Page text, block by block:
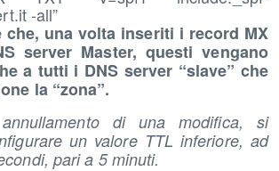
-all”
che, una volta inseriti i record MX
server Master, questi vengano
a tutti i DNS server “slave” che
la “zona”.
di una modifica, si
un valore TTL inferiore, ad
pari a 5 minuti.